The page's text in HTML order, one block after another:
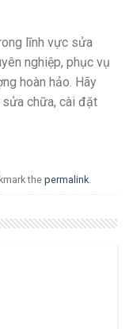
lĩnh vực sửa
nghiệp, phục vụ
hoàn hảo. Hãy
sửa chữa, cài đặt
the permalink